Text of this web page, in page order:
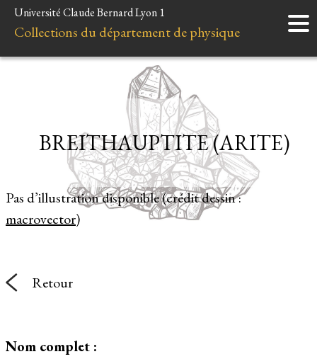
Accueil
Instruments
Liens et ressources
Université Claude Bernard Lyon 1
Collections du département de physique
Pas d’illustration disponible (crédit dessin :
macrovector)
BREITHAUPTITE (ARITE)
Retour
Nom complet :